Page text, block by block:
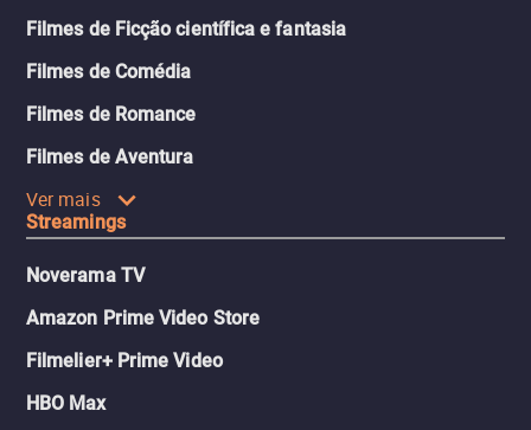
Filmes de Ficção científica e fantasia
Filmes de Comédia
Filmes de Romance
Filmes de Aventura
Ver mais
Streamings
Noverama TV
Amazon Prime Video Store
Filmelier+ Prime Video
HBO Max